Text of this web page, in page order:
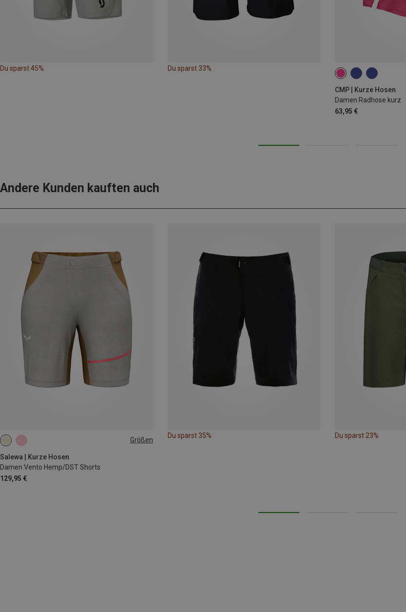
Du sparst 45% Du sparst 33%
CMP | Kurze Hosen
Damen Radhose kurz
63,95 €
XS S M
Andere Kunden kauften auch
Größen
Salewa | Kurze Hosen
Damen Vento Hemp/DST Shorts
129,95 €
XS
Du sparst 35% Du sparst 23%